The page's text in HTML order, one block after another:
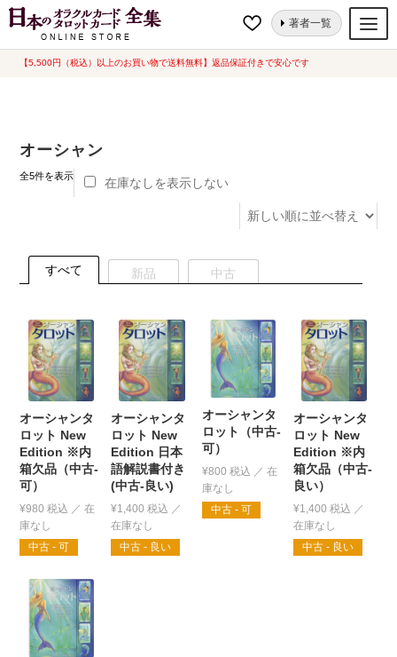
【5,500円（税込）以上のお買い物で送料無料】返品保証付きで安心です
ナ
コ
著者一覧
オラクルカード
トランプ
希少品
書籍
カード関連グッズ
ホーム “オーシャン”にタグ付けされた商品
オーシャン
全5件を表示新
在庫なしを表示しない
すべて 新品 中古
オーシャンタ
ロット New
Edition ※内
箱欠品（中古-
可）
¥980 税込
中古 - 可
オーシャンタ
ロット New
Edition 日本
語解説書付き
(中古-良い)
¥1,400 税込
中古 - 良い
オーシャンタ
ロット（中古-
可）
¥800 税込
中古 - 可
オーシャンタ
ロット New
Edition ※内
箱欠品（中古-
良い）
¥1,400 税込
中古 - 良い